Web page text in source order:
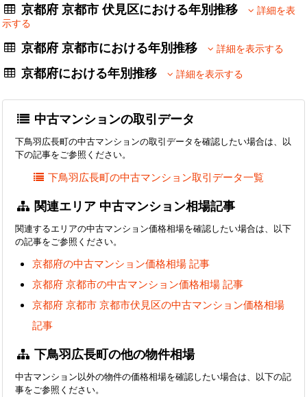
京都府 京都市 伏見区における年別推移
詳細を表
示する
京都府 京都市における年別推移 詳細を表示する
京都府における年別推移 詳細を表示する
中古マンションの取引データ
下鳥羽広長町の中古マンションの取引データを確認したい場合は、以
下の記事をご参照ください。
下鳥羽広長町の中古マンション取引データ一覧
関連エリア 中古マンション相場記事
関連するエリアの中古マンション価格相場を確認したい場合は、以下
の記事をご参照ください。
京都府の中古マンション価格相場 記事
京都府 京都市の中古マンション価格相場 記事
京都府 京都市 京都市伏見区の中古マンション価格相場
記事
下鳥羽広長町の他の物件相場
中古マンション以外の物件の価格相場を確認したい場合は、以下の記
事をご参照ください。